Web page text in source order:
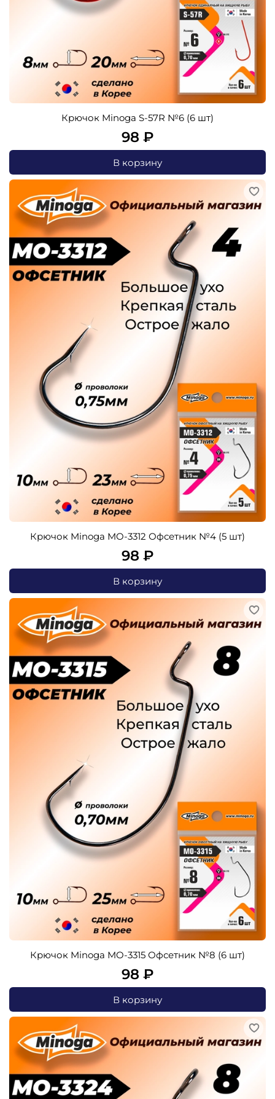
Крючок Minoga S-57R №6 (6 шт)
98 ₽
В корзину
Крючок Minoga MO-3312 Офсетник №4 (5 шт)
98 ₽
В корзину
Крючок Minoga MO-3315 Офсетник №8 (6 шт)
98 ₽
В корзину